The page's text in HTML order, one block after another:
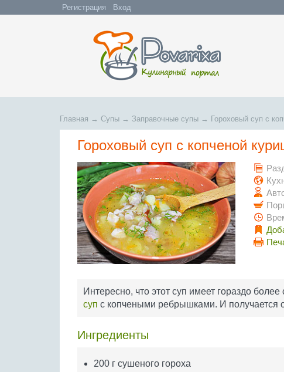
Регистрация Вход
Главная → Супы → Заправочные супы → Гороховый суп с
Гороховый суп с копченой
Интересно, что этот суп имеет гораздо
суп с копчеными ребрышками. И получается
Ингредиенты
200 г сушеного гороха